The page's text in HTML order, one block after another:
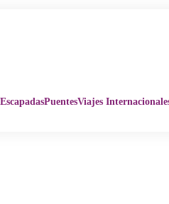
EscapadasPuentesViajes